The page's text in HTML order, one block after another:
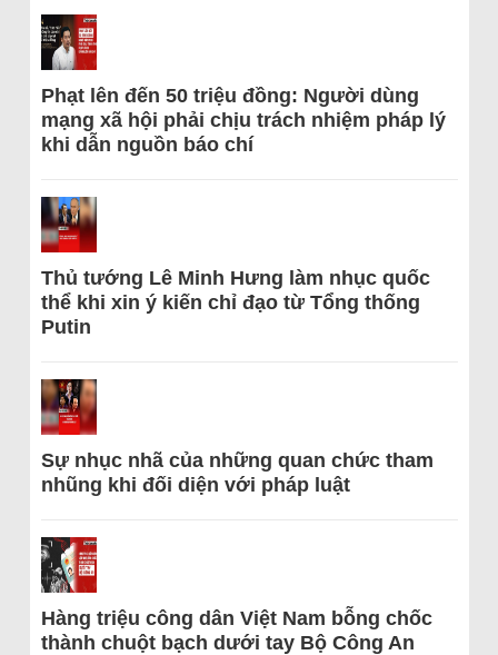
Phạt lên đến 50 triệu đồng: Người dùng
mạng xã hội phải chịu trách nhiệm pháp lý
khi dẫn nguồn báo chí
Thủ tướng Lê Minh Hưng làm nhục quốc
thể khi xin ý kiến chỉ đạo từ Tổng thống
Putin
Sự nhục nhã của những quan chức tham
nhũng khi đối diện với pháp luật
Hàng triệu công dân Việt Nam bỗng chốc
thành chuột bạch dưới tay Bộ Công An